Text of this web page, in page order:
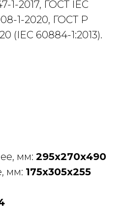
1-2017, ГОСТ IEC
1-2020, ГОСТ Р
(IEC 60884-1:2013).
мм: 295х270х490
мм: 175х305х255